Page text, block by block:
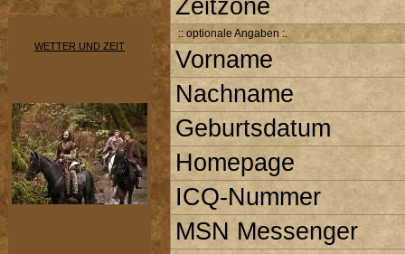
WETTER UND ZEIT
Zeitzone
:: optionale Angaben :.
Vorname
Nachname
Geburtsdatum
Homepage
ICQ-Nummer
MSN Messenger